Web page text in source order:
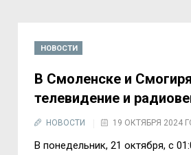
НОВОСТИ
В Смоленске и
телевидение и
НОВОСТИ 19 ОКТЯБРЯ 2024
В понедельник, 21 октября, с